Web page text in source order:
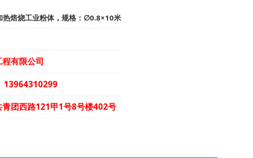
热焙烧工业粉体，规格：∅0.8×10米
有限公司
团西路121甲1号8号楼402号